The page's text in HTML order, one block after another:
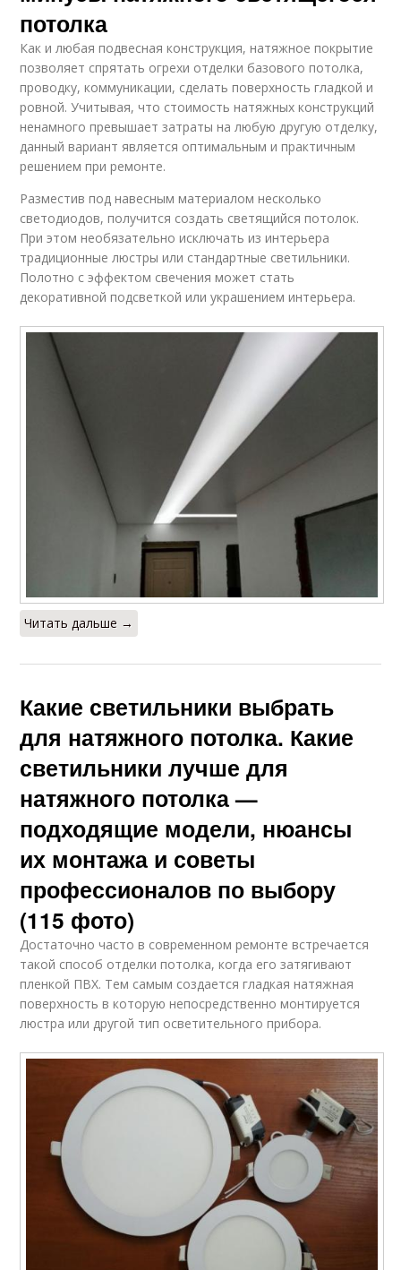
потолка
Как и любая подвесная конструкция, натяжное покрытие
позволяет спрятать огрехи отделки базового потолка,
проводку, коммуникации, сделать поверхность гладкой и
ровной. Учитывая, что стоимость натяжных конструкций
ненамного превышает затраты на любую другую отделку,
данный вариант является оптимальным и практичным
решением при ремонте.
Разместив под навесным материалом несколько
светодиодов, получится создать светящийся потолок.
При этом необязательно исключать из интерьера
традиционные люстры или стандартные светильники.
Полотно с эффектом свечения может стать
декоративной подсветкой или украшением интерьера.
Читать дальше →
Какие светильники выбрать
для натяжного потолка. Какие
светильники лучше для
натяжного потолка —
подходящие модели, нюансы
их монтажа и советы
профессионалов по выбору
(115 фото)
Достаточно часто в современном ремонте встречается
такой способ отделки потолка, когда его затягивают
пленкой ПВХ. Тем самым создается гладкая натяжная
поверхность в которую непосредственно монтируется
люстра или другой тип осветительного прибора.